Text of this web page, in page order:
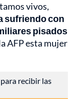
vivos,
sufriendo con
pisados
AFP esta mujer
para recibir las